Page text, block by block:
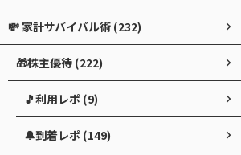
💸 家計サバイバル術 (232)
🎁株主優待 (222)
🎵利用レポ (9)
🔔到着レポ (149)